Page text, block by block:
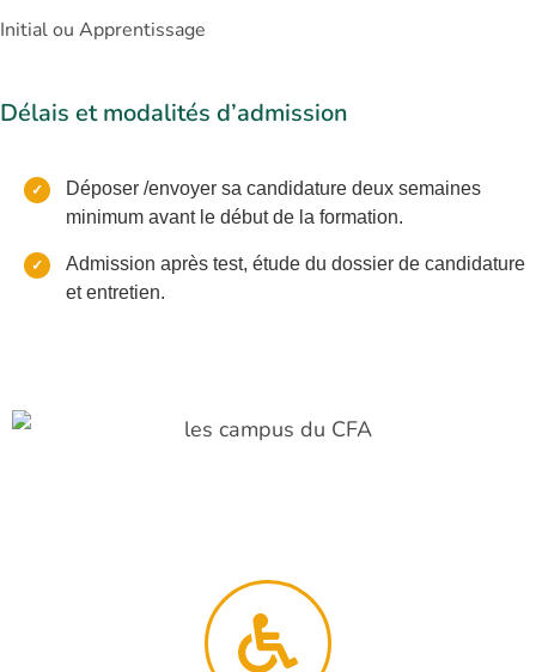
Initial ou Apprentissage
Délais et modalités d’admission
Déposer /envoyer sa candidature deux semaines
minimum avant le début de la formation.
Admission après test, étude du dossier de candidature
et entretien.